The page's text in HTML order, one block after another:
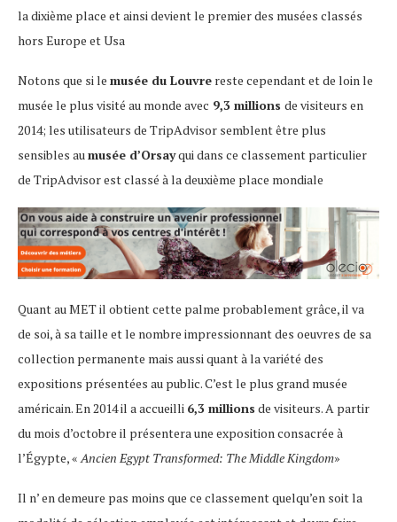
la dixième place et ainsi devient le premier des musées classés
hors Europe et Usa
Notons que si le musée du Louvre reste cependant et de loin le
musée le plus visité au monde avec 9,3 millions de visiteurs en
2014; les utilisateurs de TripAdvisor semblent être plus
sensibles au musée d’Orsayqui dans ce classement particulier
de TripAdvisor est classé à la deuxième place mondiale
Quant au MET il obtient cette palme probablement grâce, il va
de soi, à sa taille et le nombre impressionnant des oeuvres de sa
collection permanente mais aussi quant à la variété des
expositions présentées au public. C’est le plus grand musée
américain. En 2014 il a accueilli 6,3 millions de visiteurs. A partir
du mois d’octobre il présentera une exposition consacrée à
l’Égypte, «Ancien Egypt Transformed: The Middle Kingdom»
Il n’ en demeure pas moins que ce classement quelqu’en soit la